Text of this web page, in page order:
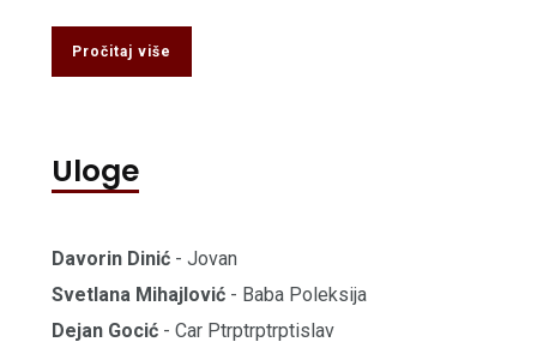
Pročitaj više
Uloge
Davorin Dinić- Jovan
Svetlana Mihajlović- Baba Poleksija
Dejan Gocić- Car Ptrptrptrptislav